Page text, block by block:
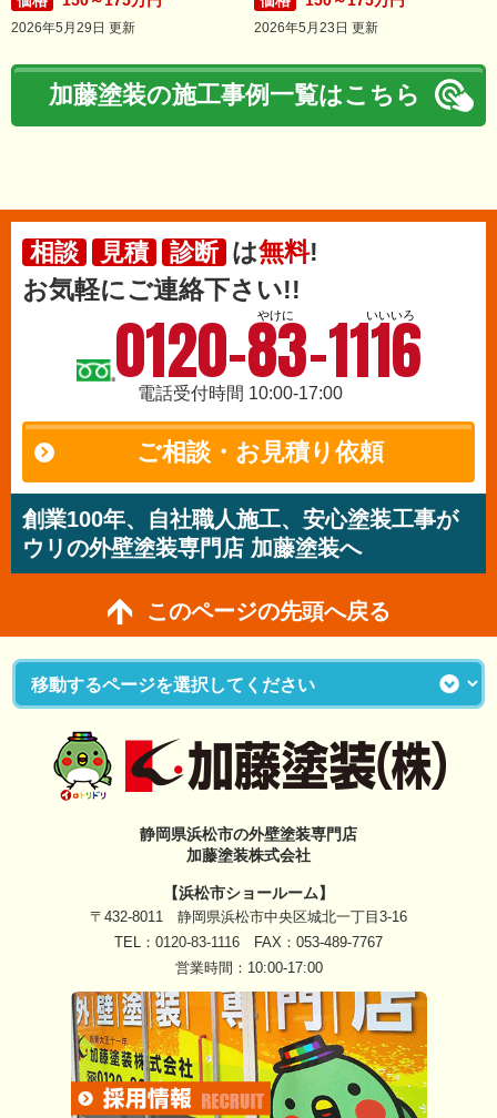
2026年5月29日 更新 2026年5月23日 更新
加藤塗装の施工事例一覧はこちら
相談 見積 診断 は無料!
お気軽にご連絡下さい!!
やけに いいいろ
0120-83-1116
電話受付時間 10:00-17:00
ご相談・お見積り依頼
創業100年、自社職人施工、安心塗装工事が
ウリの外壁塗装専門店 加藤塗装へ
このページの先頭へ戻る
静岡県浜松市の外壁塗装専門店
加藤塗装株式会社
【浜松市ショールーム】
〒432-8011 静岡県浜松市中央区城北一丁目3-16
TEL： 0120-83-1116 FAX：053-489-7767
営業時間：10:00-17:00